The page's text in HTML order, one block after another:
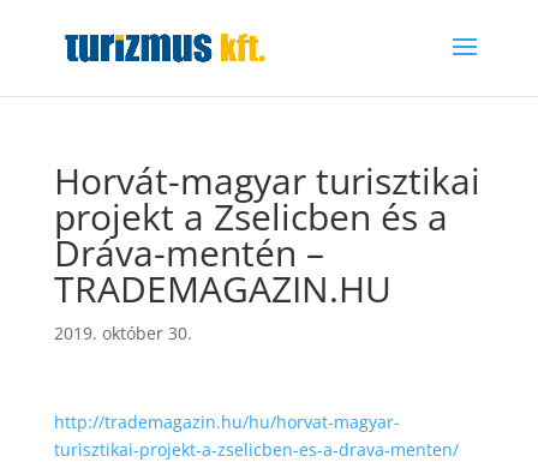
Horvát-magyar turisztikai
projekt a Zselicben és a
Dráva-mentén –
TRADEMAGAZIN.HU
2019. október 30.
http://trademagazin.hu/hu/horvat-magyar-
turisztikai-projekt-a-zselicben-es-a-drava-menten/